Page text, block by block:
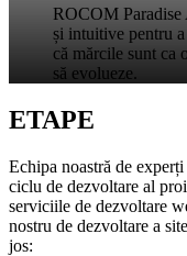
ROCOM Paradise
și intuitive pentru
că mărcile sunt ca
să evolueze.
ETAPE
Echipa noastră de
ciclu de dezvoltare al
serviciile de dezvoltare
nostru de dezvoltare a
jos: